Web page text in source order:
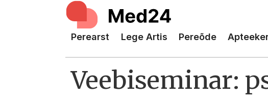
Perearst Lege Artis Pereõde
Veebiseminar: